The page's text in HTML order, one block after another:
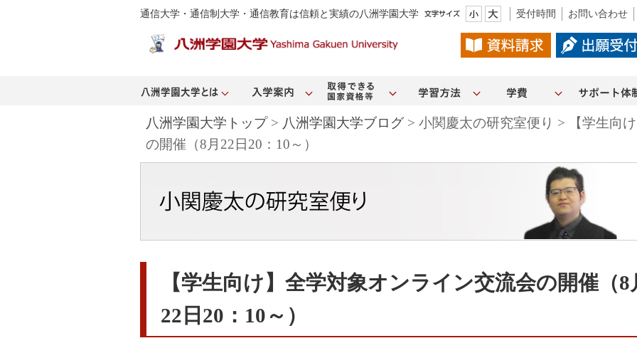
通信大学・通信制大学・通信教育は信頼と実績の八洲学園大学 受付時間 お問い合わせ
八洲学園大学トップ> 八洲学園大学ブログ > 小関慶太の研究室便り > 【学生向
の開催（8月22日20：10～）
【学生向け】全学対象オンライン交流会の開催（8
22日20：10～）